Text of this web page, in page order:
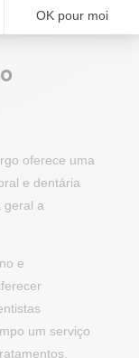
oferece uma
e dentária
geral a
e
um serviço